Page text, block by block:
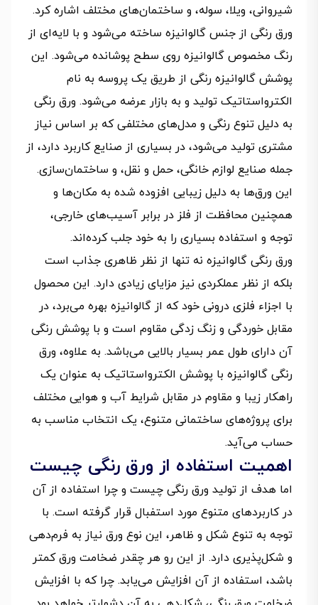
شیروانی، ویلا، سوله، و ساختمان‌های مختلف اشاره کرد.
ورق رنگی از جنس گالوانیزه ساخته می‌شود و با لایه‌ای از
رنگ مخصوص گالوانیزه روی سطح پوشانده می‌شود. این
پوشش گالوانیزه رنگی از طریق یک پروسه به نام
الکترواستاتیک تولید و به بازار عرضه می‌شود. ورق رنگی
به دلیل تنوع رنگی و مدل‌های مختلفی که بر اساس نیاز
مشتری تولید می‌شود، در بسیاری از صنایع کاربرد دارد، از
جمله صنایع لوازم خانگی، حمل و نقل، و ساختمان‌سازی.
این ورق‌ها به دلیل زیبایی افزوده شده به مکان‌ها و
همچنین محافظت از فلز در برابر آسیب‌های خارجی،
توجه و استفاده بسیاری را به خود جلب کرده‌اند.
ورق رنگی گالوانیزه نه تنها از نظر ظاهری جذاب است
بلکه از نظر عملکردی نیز مزایای زیادی دارد. این محصول
با اجزاء فلزی درونی خود که از گالوانیزه بهره می‌برد، در
مقابل خوردگی و زنگ زدگی مقاوم است و با پوشش رنگی
آن دارای طول عمر بسیار بالایی می‌باشد. به علاوه، ورق
رنگی گالوانیزه با پوشش الکترواستاتیک به عنوان یک
راهکار زیبا و مقاوم در مقابل شرایط آب و هوایی مختلف
برای پروژه‌های ساختمانی متنوع، یک انتخاب مناسب به
حساب می‌آید.
اهمیت استفاده از ورق رنگی چیست
اما هدف از تولید ورق رنگی چیست و چرا استفاده از آن
در کاربردهای متنوع مورد استفبال قرار گرفته است. با
توجه به تنوع شکل و ظاهر، این نوع ورق نیاز به فرم‌دهی
و شکل‌پذیری دارد. از این رو هر چقدر ضخامت ورق کمتر
باشد، استفاده از آن افزایش می‌یابد. چرا که با افزایش